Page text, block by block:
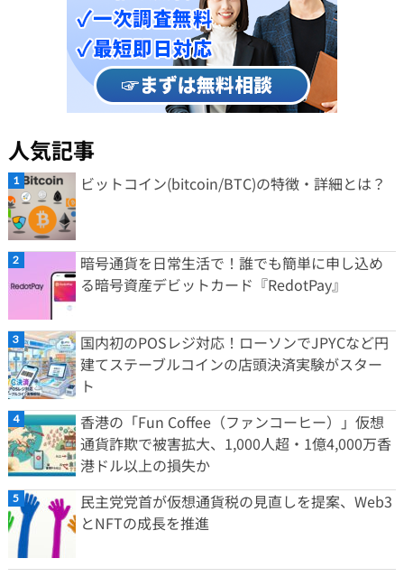
人気記事
ビットコイン(bitcoin/BTC)の特徴・詳細とは？
暗号通貨を日常生活で！誰でも簡単に申し込め
る暗号資産デビットカード『RedotPay』
国内初のPOSレジ対応！ローソンでJPYCなど円
建てステーブルコインの店頭決済実験がスター
ト
香港の「Fun Coffee（ファンコーヒー）」仮想
通貨詐欺で被害拡大、1,000人超・1億4,000万香
港ドル以上の損失か
民主党党首が仮想通貨税の見直しを提案、Web3
とNFTの成長を推進